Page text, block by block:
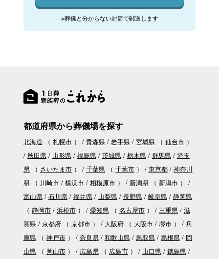
※葬儀と分からない封筒で郵送します
都道府県から葬儀場を探す
北海道 （ 札幌市） 青森県 岩手県 宮城県（ 仙台市）
秋田県
山形県 福島県 茨城県 栃木県 群馬県
埼玉
県（ さいたま市） 千葉県（ 千葉市） 東京都
神奈川
県（ 川崎市 横浜市 相模原市） 新潟県（ 新潟市）
富山県
石川県 福井県 山梨県 長野県 岐阜県
静岡県
（ 静岡市 浜松市） 愛知県（ 名古屋市） 三重県
滋
賀県
京都府（ 京都市） 大阪府（ 大阪市 堺市）
兵
庫県（ 神戸市） 奈良県 和歌山県 鳥取県 島根県
岡
山県（ 岡山市） 広島県（ 広島市） 山口県
徳島県